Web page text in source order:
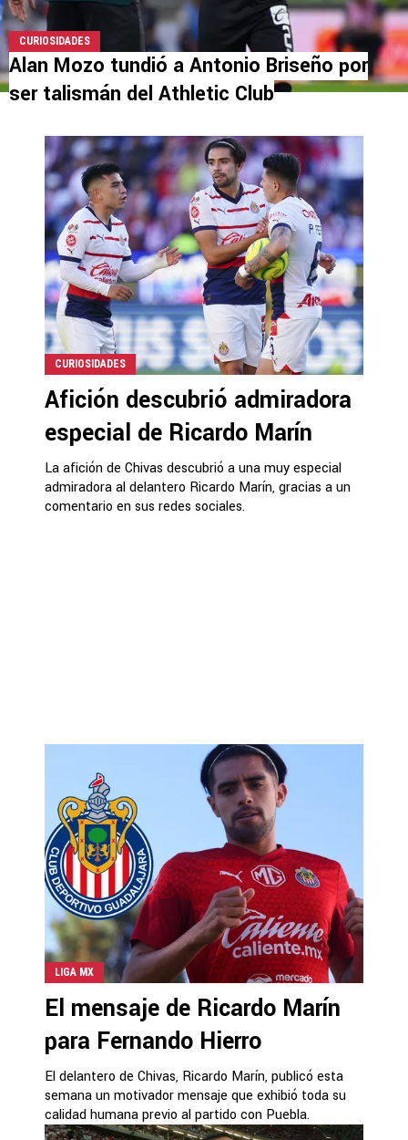
CURIOSIDADES
Alan Mozo tundió a Antonio Briseño por
ser talismán del Athletic Club
CURIOSIDADES
Afición descubrió admiradora
especial de Ricardo Marín
La afición de Chivas descubrió a una muy especial
admiradora al delantero Ricardo Marín, gracias a un
comentario en sus redes sociales.
LIGA MX
El mensaje de Ricardo Marín
para Fernando Hierro
El delantero de Chivas, Ricardo Marín, publicó esta
semana un motivador mensaje que exhibió toda su
calidad humana previo al partido con Puebla.